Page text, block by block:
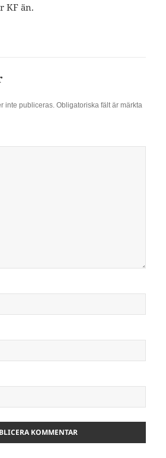
KF än.
inte publiceras. Obligatoriska fält är märkta